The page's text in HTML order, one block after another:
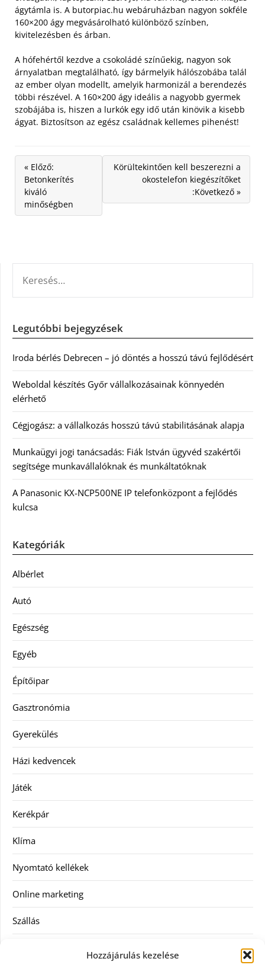
Hozzájárulás kezelése
ágytámla is. A butorpiac.hu webáruházban nagyon sokféle
160×200 ágy megvásárolható különböző színben,
kivitelezésben és árban.
A hófehértől kezdve a csokoládé színűekig, nagyon sok
árnyalatban megtalálható, így bármelyik hálószobába talál
az ember olyan modellt, amelyik harmonizál a berendezés
többi részével. A 160×200 ágy ideális a nagyobb gyermek
szobájába is, hiszen a lurkók egy idő után kinövik a kisebb
ágyat. Biztosítson az egész családnak kellemes pihenést!
« Előző:
Betonkerítés
kiváló
minőségben
Körültekintően kell beszerezni a
okostelefon kiegészítőket
:Következő »
Legutóbbi bejegyzések
Iroda bérlés Debrecen – jó döntés a hosszú távú fejlődésért
Weboldal készítés Győr vállalkozásainak könnyedén
elérhető
Cégjogász: a vállalkozás hosszú távú stabilitásának alapja
Munkaügyi jogi tanácsadás: Fiák István ügyvéd szakértői
segítsége munkavállalóknak és munkáltatóknak
A Panasonic KX-NCP500NE IP telefonközpont a fejlődés
kulcsa
Kategóriák
Albérlet
Autó
Egészség
Egyéb
Építőipar
Gasztronómia
Gyerekülés
Házi kedvencek
Játék
Kerékpár
Klíma
Nyomtató kellékek
Online marketing
Szállás